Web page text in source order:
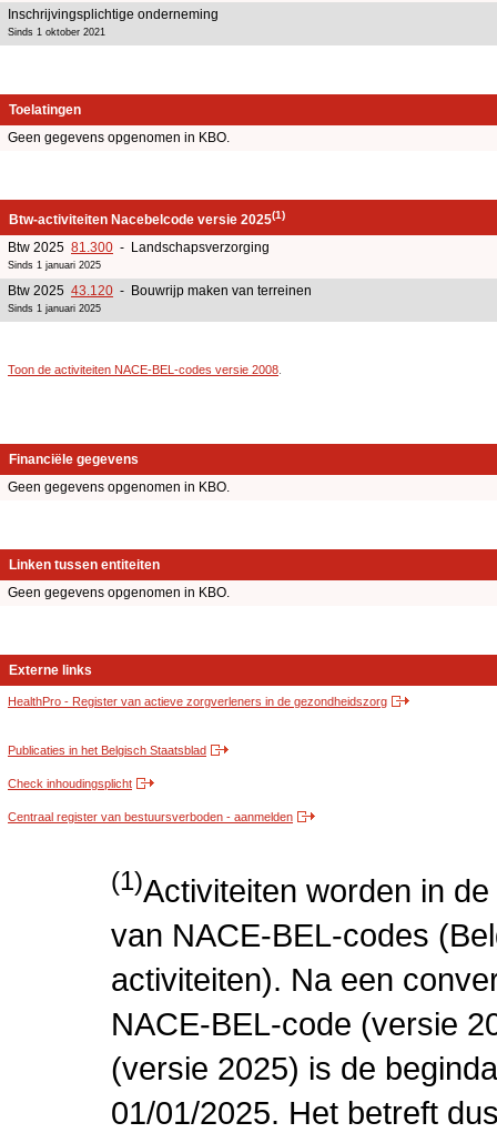
Inschrijvingsplichtige onderneming
Sinds 1 oktober 2021
Toelatingen
Geen gegevens opgenomen in KBO.
Btw-activiteiten Nacebelcode versie 2025(1)
Btw 2025 81.300 - Landschapsverzorging
Sinds 1 januari 2025
Btw 2025 43.120 - Bouwrijp maken van terreinen
Sinds 1 januari 2025
Toon de activiteiten NACE-BEL-codes versie 2008
Financiële gegevens
Geen gegevens opgenomen in KBO.
Linken tussen entiteiten
Geen gegevens opgenomen in KBO.
Externe links
HealthPro - Register van actieve zorgverleners in de gezondheidszorg
Publicaties in het Belgisch Staatsblad
Check inhoudingsplicht
Centraal register van bestuursverboden - aanmelden
(1)Activiteiten worden in
van NACE-BEL-codes
activiteiten). Na een
NACE-BEL-code (versie
(versie 2025) is de
01/01/2025. Het betreft